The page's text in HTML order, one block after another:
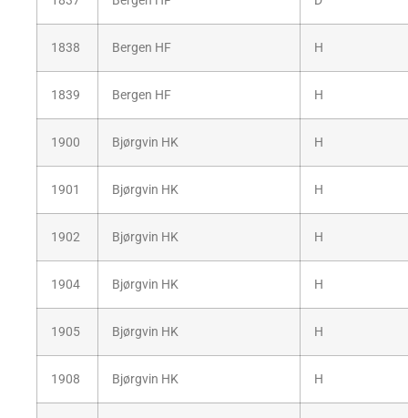
1838 Bergen HF H
1839 Bergen HF H
1900 Bjørgvin HK H
1901 Bjørgvin HK H
1902 Bjørgvin HK H
1904 Bjørgvin HK H
1905 Bjørgvin HK H
1908 Bjørgvin HK H